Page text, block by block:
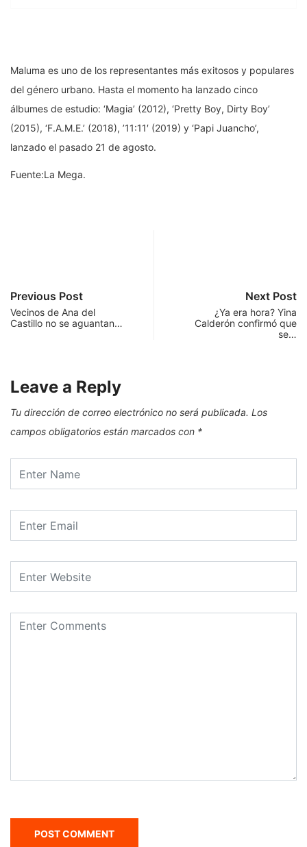
Maluma es uno de los representantes más exitosos y populares
del género urbano. Hasta el momento ha lanzado cinco
álbumes de estudio: ‘Magia’ (2012), ‘Pretty Boy, Dirty Boy’
(2015), ‘F.A.M.E.’ (2018), ’11:11′ (2019) y ‘Papi Juancho’,
lanzado el pasado 21 de agosto.
Fuente:La Mega.
Previous Post
Vecinos de Ana del
Castillo no se aguantan…
Next Post
¿Ya era hora? Yina
Calderón confirmó que
se…
Leave a Reply
Tu dirección de correo electrónico no será publicada. Los
campos obligatorios están marcados con *